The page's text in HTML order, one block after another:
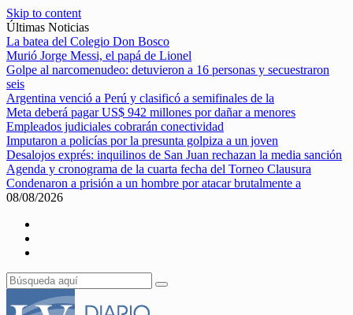
Skip to content
Últimas Noticias
La batea del Colegio Don Bosco
Murió Jorge Messi, el papá de Lionel
Golpe al narcomenudeo: detuvieron a 16 personas y secuestraron
seis
Argentina venció a Perú y clasificó a semifinales de la
Meta deberá pagar US$ 942 millones por dañar a menores
Empleados judiciales cobrarán conectividad
Imputaron a policías por la presunta golpiza a un joven
Desalojos exprés: inquilinos de San Juan rechazan la media sanción
Agenda y cronograma de la cuarta fecha del Torneo Clausura
Condenaron a prisión a un hombre por atacar brutalmente a
08/08/2026